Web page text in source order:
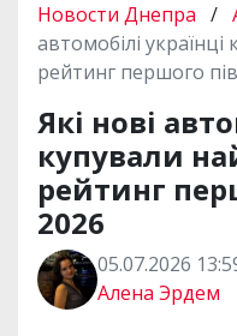
Новости Днепра /
автомобілі
рейтинг першого
Які нові
купували
рейтинг
2026
05.07.2026
Алена Эрдем